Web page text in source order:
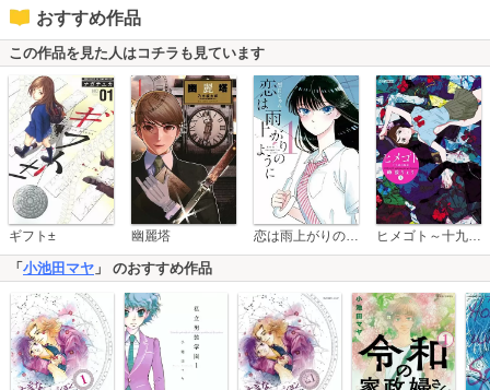
おすすめ作品
この作品を見た人はコチラも見ています
ギフト± 幽麗塔 恋は雨上がりのように ヒメゴト～十九歳の制服～
「 小池田マヤ 」 のおすすめ作品